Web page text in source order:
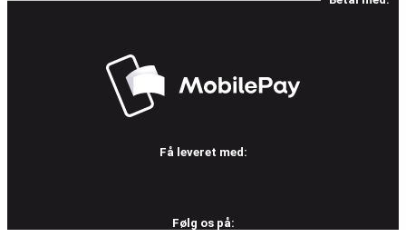
Få leveret med:
Følg os på: